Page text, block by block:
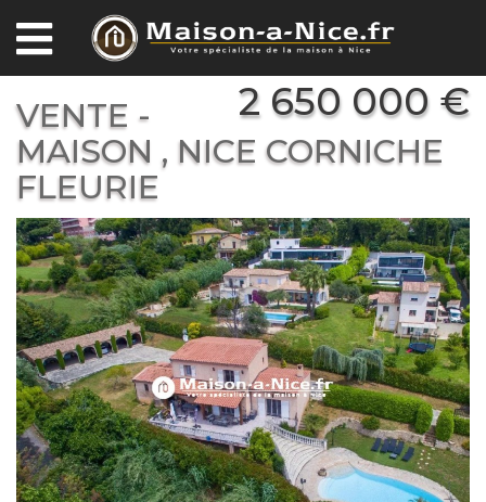
2 650 000 €
VENTE -
MAISON , NICE CORNICHE
FLEURIE